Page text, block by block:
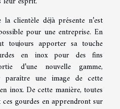
clientèle déjà présente n’est
pour une entreprise. En
toujours apporter sa touche
en inox pour des fins
d’une nouvelle gamme,
paraître une image de cette
inox. De cette manière, toutes
gourdes en apprendront sur